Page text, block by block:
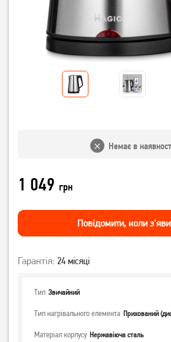
Немає в
1 049 грн
Повiдомити, коли
Гарантія: 24 місяці
Тип Звичайний
Тип нагрівального елемента Прихований
Матеріал корпусу Нержавіюча сталь